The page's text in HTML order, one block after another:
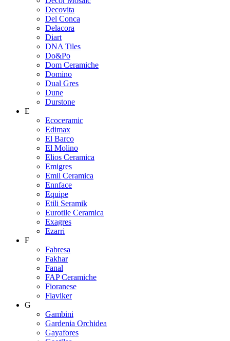
Decovita
Del Conca
Delacora
Diart
DNA Tiles
Do&Po
Dom Ceramiche
Domino
Dual Gres
Dune
Durstone
E
Ecoceramic
Edimax
El Barco
El Molino
Elios Ceramica
Emigres
Emil Ceramica
Ennface
Equipe
Etili Seramik
Eurotile Ceramica
Exagres
Ezarri
F
Fabresa
Fakhar
Fanal
FAP Ceramiche
Fioranese
Flaviker
G
Gambini
Gardenia Orchidea
Gayafores